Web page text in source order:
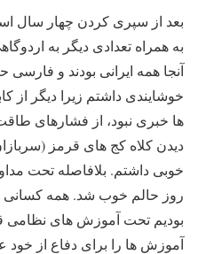
بعد از سپری کردن چهار سال
به همراه تعدادی دیگر به
آنجا همه ایرانی بودند و
خوشایندی داشتم زیرا دیگر از
ها خبری نبود، از فشارهای
دیدن کلاه کج های قرمز
خوبی داشتم. بلافاصله تحت
روز حالم خوب شد. همه کسانی
بودیم تحت آموزش های نظامی
آموزش ها را برای دفاع از خود